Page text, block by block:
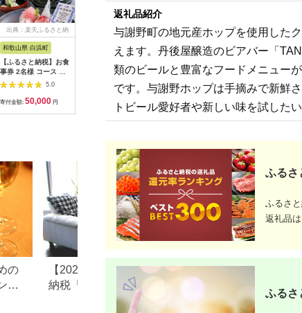
出典：楽天ふるさと納
和歌山県 白浜町
【ふるさと納税】お食
事券 2名様 コース 近
畿大学水産研究所 近
大マグロを食す | 券
金券 人気 おすすめ 送
5.0
寄付金額: 50,000 円
出典：楽天ふるさと納
岐阜県 土岐市
焼 陶芸体験 ペアセッ
ト ひとり500gずつ
【はまぐり窯】
17,000
出典：楽天ふるさと納
富山県 高岡市
トガイドTAKAOKA
カタログギフト 贈り
物 プレゼント 高岡 特
産品 地域のお礼の品
FAD-0198
5.0
寄付金額:17,000 円
出典
茨城県
フ ウェ
ード/
52，54
60°/ ス
ゴルフ
フ】
寄付金額:
の
ト
【2026年最新版】ふるさと
納税「食べ物以外」返礼品
の還元率ランキング！
フリマアプリのふ
税返礼品の転売は
め？それとも禁止
返礼品紹介
与謝野町の地元産ホップを使用した
えます。丹後屋醸造のビアバー「
類のビールと豊富なフードメニュー
です。与謝野ホップは手摘みで新鮮
トビール愛好者や新しい味を試した
ふるさ
ふるさ
返礼品
ふるさ